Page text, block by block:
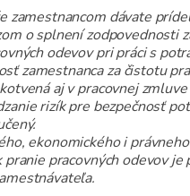
zamestnancom dávate
o splnení zodpovednosti
odevov pri práci s
zamestnanca za čistotu
aj v pracovnej
rizík pre bezpečnosť
ekonomického i
pranie pracovných odevov je